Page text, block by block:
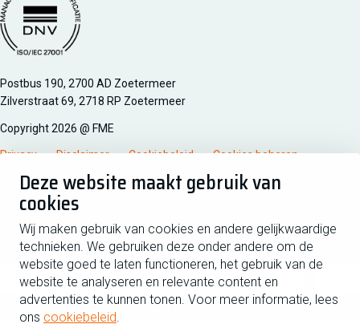
Deze website maakt gebruik van
cookies
Wij maken gebruik van cookies en andere gelijkwaardige
technieken. We gebruiken deze onder andere om de
website goed te laten functioneren, het gebruik van de
website te analyseren en relevante content en
advertenties te kunnen tonen. Voor meer informatie, lees
ons cookiebeleid.
Managementsyteem certificatie DNV iso/iec 27001
Postbus 190, 2700 AD Zoetermeer
Zilverstraat 69, 2718 RP Zoetermeer
Copyright 2026 @ FME
Privacy Disclaimer Cookiebeleid Cookies beheren
Schrijf je in voor de nieuwsbrief
Voornaam
Achternaam